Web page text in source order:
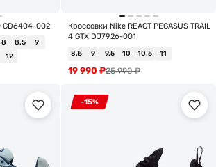
CD6404-002
8 8.5
9
12
Кроссовки Nike REACT PEGASUS TRAIL
4 GTX DJ7926-001
8.5 9 9.5 10 10.5 11
25 990₽
19 990 ₽
-15%